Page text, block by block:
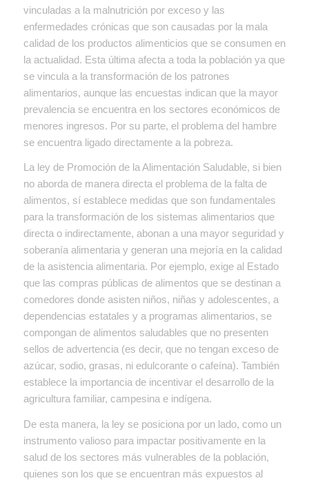
vinculadas a la malnutrición por exceso y las
enfermedades crónicas que son causadas por la mala
calidad de los productos alimenticios que se consumen en
la actualidad. Esta última afecta a toda la población ya que
se vincula a la transformación de los patrones
alimentarios, aunque las encuestas indican que la mayor
prevalencia se encuentra en los sectores económicos de
menores ingresos. Por su parte, el problema del hambre
se encuentra ligado directamente a la pobreza.
La ley de Promoción de la Alimentación Saludable, si bien
no aborda de manera directa el problema de la falta de
alimentos, sí establece medidas que son fundamentales
para la transformación de los sistemas alimentarios que
directa o indirectamente, abonan a una mayor seguridad y
soberanía alimentaria y generan una mejoría en la calidad
de la asistencia alimentaria. Por ejemplo, exige al Estado
que las compras públicas de alimentos que se destinan a
comedores donde asisten niños, niñas y adolescentes, a
dependencias estatales y a programas alimentarios, se
compongan de alimentos saludables que no presenten
sellos de advertencia (es decir, que no tengan exceso de
azúcar, sodio, grasas, ni edulcorante o cafeína). También
establece la importancia de incentivar el desarrollo de la
agricultura familiar, campesina e indígena.
De esta manera, la ley se posiciona por un lado, como un
instrumento valioso para impactar positivamente en la
salud de los sectores más vulnerables de la población,
quienes son los que se encuentran más expuestos al